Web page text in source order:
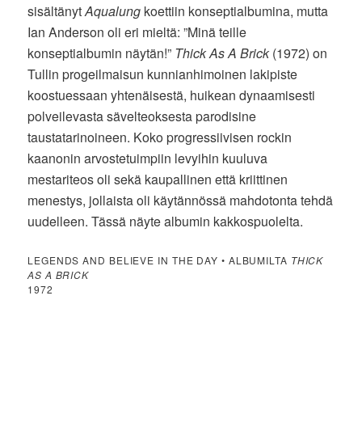
sisältänytAqualung koettiin konseptialbumina, mutta
Ian Anderson oli eri mieltä: ”Minä teille
konseptialbumin näytän!” Thick As A Brick(1972) on
Tullin progeilmaisun kunnianhimoinen lakipiste
koostuessaan yhtenäisestä, huikean dynaamisesti
polveilevasta sävelteoksesta parodisine
taustatarinoineen. Koko progressiivisen rockin
kaanonin arvostetuimpiin levyihin kuuluva
mestariteos oli sekä kaupallinen että kriittinen
menestys, jollaista oli käytännössä mahdotonta tehdä
uudelleen. Tässä näyte albumin kakkospuolelta.
LEGENDS AND BELIEVE IN THE DAY • ALBUMILTA THICK
AS A BRICK
1972